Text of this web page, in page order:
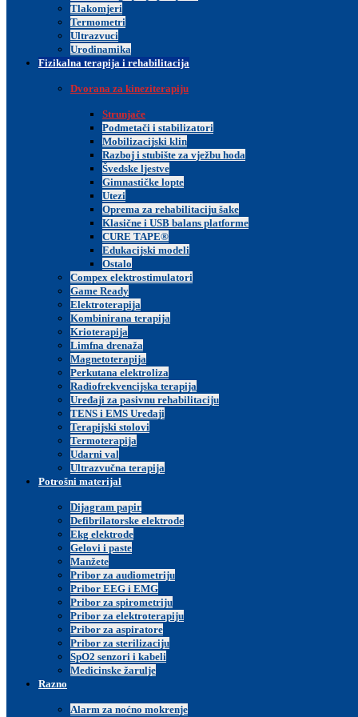
Tlakomjeri
Termometri
Ultrazvuci
Urodinamika
Fizikalna terapija i rehabilitacija
Dvorana za kineziterapiju
Strunjače
Podmetači i stabilizatori
Mobilizacijski klin
Razboj i stubište za vježbu hoda
Švedske ljestve
Gimnastičke lopte
Utezi
Oprema za rehabilitaciju šake
Klasične i USB balans platforme
CURE TAPE®
Edukacijski modeli
Ostalo
Compex elektrostimulatori
Game Ready
Elektroterapija
Kombinirana terapija
Krioterapija
Limfna drenaža
Magnetoterapija
Perkutana elektroliza
Radiofrekvencijska terapija
Uređaji za pasivnu rehabilitaciju
TENS i EMS Uređaji
Terapijski stolovi
Termoterapija
Udarni val
Ultrazvučna terapija
Potrošni materijal
Dijagram papir
Defibrilatorske elektrode
Ekg elektrode
Gelovi i paste
Manžete
Pribor za audiometriju
Pribor EEG i EMG
Pribor za spirometriju
Pribor za elektroterapiju
Pribor za aspiratore
Pribor za sterilizaciju
SpO2 senzori i kabeli
Medicinske žarulje
Razno
Alarm za noćno mokrenje